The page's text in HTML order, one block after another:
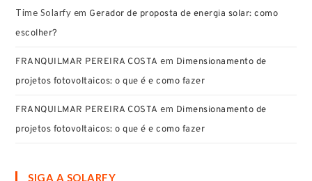
Time Solarfy em Gerador de proposta de energia solar: como
escolher?
FRANQUILMAR PEREIRA COSTA em Dimensionamento de
projetos fotovoltaicos: o que é e como fazer
FRANQUILMAR PEREIRA COSTA em Dimensionamento de
projetos fotovoltaicos: o que é e como fazer
SIGA A SOLARFY